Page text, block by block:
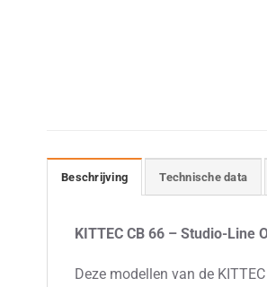
Beschrijving Technische data
KITTEC CB 66 – Studio-Line
Deze modellen van de